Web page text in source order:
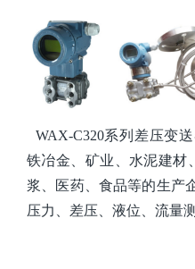
WAX-C320系列差压变
铁冶金
矿业 水泥建材
浆、医药、食品等的生产
压力、差压、液位、流量